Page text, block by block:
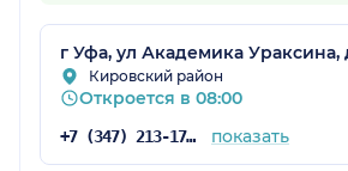
г Уфа, ул Академика Ураксина,
Кировский район
Откроется в 08:00
+7 (347) 213-17-40 показать